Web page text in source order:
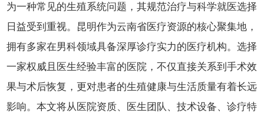
为一种常见的生殖系统问题，其规范治疗与科学就医选择
日益受到重视。昆明作为云南省医疗资源的核心聚集地，
拥有多家在男科领域具备深厚诊疗实力的医疗机构。选择
一家权威且医生经验丰富的医院，不仅直接关系到手术效
果与术后恢复，更对患者的生殖健康与生活质量有着长远
影响。本文将从医院资质、医生团队、技术设备、诊疗特